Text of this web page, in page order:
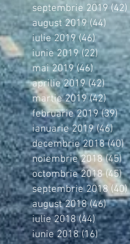
septembrie 2019 (42)
august 2019 (44) 44
iulie 2019 (46)46
iunie 2019 (22)22
mai 2019 (46)46
aprilie 2019 (42)42
martie 2019 (42)42
februarie 2019 (39)
ianuarie 2019 (46)46
decembrie 2018 (40)
noiembrie 2018 (45)
octombrie 2018 (45)
septembrie 2018 (40)
august 2018 (46)46
iulie 2018 (44)44
iunie 2018 (16)16